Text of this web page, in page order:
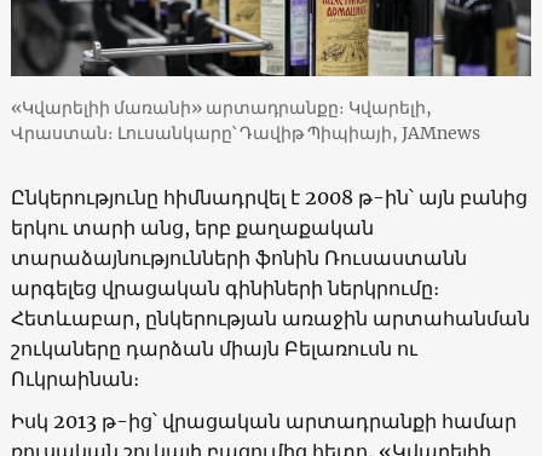
«Կվարելիի մառանի» արտադրանքը։ Կվարելի,
Վրաստան։ Լուսանկարը՝ Դավիթ Պիպիայի, JAMnews
Ընկերությունը հիմնադրվել է 2008 թ-ին՝ այն բանից
երկու տարի անց, երբ քաղաքական
տարաձայնությունների ֆոնին Ռուսաստանն
արգելեց վրացական գինիների ներկրումը։
Հետևաբար, ընկերության առաջին արտահանման
շուկաները դարձան միայն Բելառուսն ու
Ուկրաինան։
Իսկ 2013 թ-ից՝ վրացական արտադրանքի համար